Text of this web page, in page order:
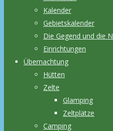
Kalender
Gebietskalender
Die Gegend und die
Einrichtungen
Übernachtung
Hütten
Zelte
Glamping
Zeltplätze
Camping